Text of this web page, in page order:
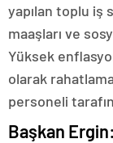
yapılan toplu iş
maaşları ve
Yüksek
olarak
personeli
Başkan Ergin: